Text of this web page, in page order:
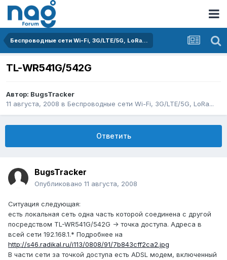
Беспроводные сети Wi-Fi, 3G/LTE/5G, LoRa...
TL-WR541G/542G
Автор: BugsTracker
11 августа, 2008 в Беспроводные сети Wi-Fi, 3G/LTE/5G, LoRa...
Ответить
BugsTracker
Опубликовано 11 августа, 2008
Ситуация следующая:
есть локальная сеть одна часть которой соединена с другой
посредством TL-WR541G/542G -> точка доступа. Адреса в
всей сети 192.168.1.* Подробнее на
http://s46.radikal.ru/i113/0808/91/7b843cff2ca2.jpg
В части сети за точкой доступа есть ADSL модем, включенный